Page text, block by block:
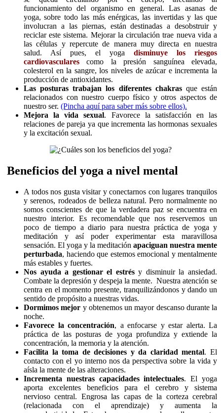
funcionamiento del organismo en general. Las asanas de
yoga, sobre todo las más enérgicas, las invertidas y las que
involucran a las piernas, están destinadas a desobstruir y
reciclar este sistema. Mejorar la circulación trae nueva vida a
las células y repercute de manera muy directa en nuestra
salud. Así pues, el yoga disminuye los riesgos
cardiovasculares como la presión sanguínea elevada,
colesterol en la sangre, los niveles de azúcar e incrementa la
producción de antioxidantes.
Las posturas trabajan los diferentes chakrasque están
relacionados con nuestro cuerpo físico y otros aspectos de
nuestro ser. (Pincha aquí para saber más sobre ellos).
Mejora la vida sexual. Favorece la satisfacción en las
relaciones de pareja ya que incrementa las hormonas sexuales
y la excitación sexual.
Beneficios del yoga a nivel mental
A todos nos gusta visitar y conectarnos con lugares tranquilos
y serenos, rodeados de belleza natural. Pero normalmente no
somos conscientes de que la verdadera paz se encuentra en
nuestro interior. Es recomendable que nos reservemos un
poco de tiempo a diario para nuestra práctica de yoga y
meditación y así poder experimentar esta maravillosa
sensación. El yoga y la meditación apaciguan nuestra mente
perturbada, haciendo que estemos emocional y mentalmente
más estables y fuertes.
Nos ayuda a gestionar el estrésy disminuir la ansiedad.
Combate la depresión y despeja la mente. Nuestra atención se
centra en el momento presente, tranquilizándonos y dando un
sentido de propósito a nuestras vidas.
Dormimos mejor y obtenemos un mayor descanso durante la
noche.
Favorece la concentración, a enfocarse y estar alerta. La
práctica de las posturas de yoga profundiza y extiende la
concentración, la memoria y la atención.
Facilita la toma de decisiones y da claridad mental. El
contacto con el yo interno nos da perspectiva sobre la vida y
aísla la mente de las alteraciones.
Incrementa nuestras capacidades intelectuales. El yoga
aporta excelentes beneficios para el cerebro y sistema
nervioso central. Engrosa las capas de la corteza cerebral
(relacionada con el aprendizaje) y aumenta la